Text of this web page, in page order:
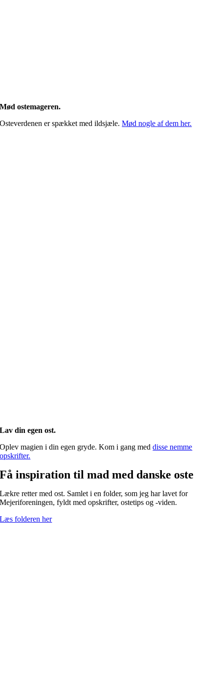
Mød ostemageren.
Osteverdenen er spækket med ildsjæle.Mød nogle af dem her.
Lav din egen ost.
Oplev magien i din egen gryde. Kom i gang meddisse nemme
opskrifter.
Få inspiration til mad med danske oste
Lækre retter med ost. Samlet i en folder, som jeg har lavet for
Mejeriforeningen, fyldt med opskrifter, ostetips og -viden.
Læs folderen her